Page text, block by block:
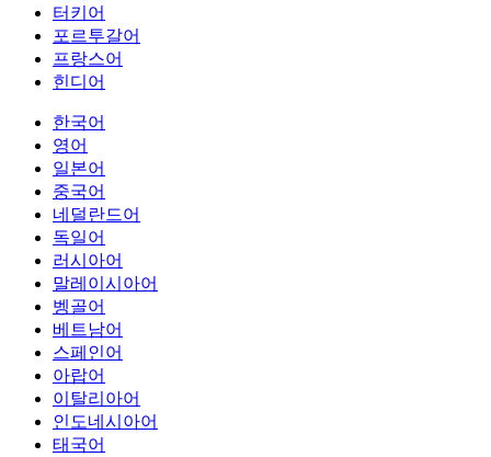
터키어
포르투갈어
프랑스어
힌디어
한국어
영어
일본어
중국어
네덜란드어
독일어
러시아어
말레이시아어
벵골어
베트남어
스페인어
아랍어
이탈리아어
인도네시아어
태국어